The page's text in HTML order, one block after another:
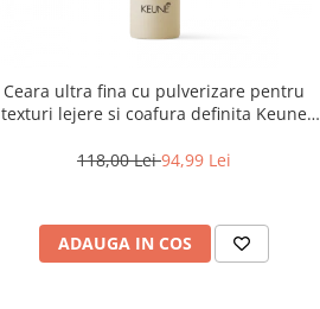
Ceara ultra fina cu pulverizare pentru
texturi lejere si coafura definita Keune
118,00 Lei94,99 Lei
ADAUGA IN COS